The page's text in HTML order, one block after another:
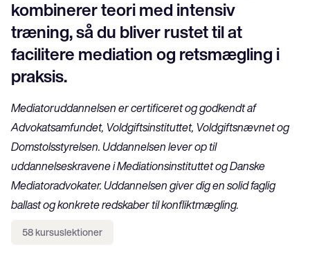
kombinerer teori med intensiv
træning, så du bliver rustet til at
facilitere mediation og retsmægling i
praksis.
Mediatoruddannelsen er certificeret og godkendt af
Advokatsamfundet, Voldgiftsinstituttet, Voldgiftsnævnet og
Domstolsstyrelsen. Uddannelsen lever op til
uddannelseskravene i Mediationsinstituttet og Danske
Mediatoradvokater. Uddannelsen giver dig en solid faglig
ballast og konkrete redskaber til konfliktmægling.
58 kursuslektioner